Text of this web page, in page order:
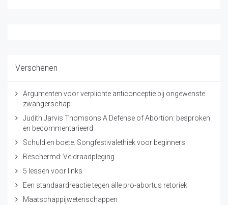
Verschenen
Argumenten voor verplichte anticonceptie bij ongewenste
zwangerschap
Judith Jarvis Thomsons A Defense of Abortion: besproken
en becommentarieerd
Schuld en boete. Songfestivalethiek voor beginners
Beschermd: Veldraadpleging
5 lessen voor links
Een standaardreactie tegen alle pro-abortus retoriek
Maatschappijwetenschappen